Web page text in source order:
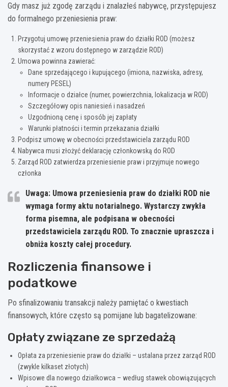
Gdy masz już zgodę zarządu i znalazłeś nabywcę, przystępujesz
do formalnego przeniesienia praw:
Przygotuj umowę przeniesienia praw do działki ROD (możesz
skorzystać z wzoru dostępnego w zarządzie ROD)
Umowa powinna zawierać:
Dane sprzedającego i kupującego (imiona, nazwiska, adresy,
numery PESEL)
Informacje o działce (numer, powierzchnia, lokalizacja w ROD)
Szczegółowy opis naniesień i nasadzeń
Uzgodnioną cenę i sposób jej zapłaty
Warunki płatności i termin przekazania działki
Podpisz umowę w obecności przedstawiciela zarządu ROD
Nabywca musi złożyć deklarację członkowską do ROD
Zarząd ROD zatwierdza przeniesienie praw i przyjmuje nowego
członka
Uwaga: Umowa przeniesienia praw do działki ROD nie
wymaga formy aktu notarialnego. Wystarczy zwykła
forma pisemna, ale podpisana w obecności
przedstawiciela zarządu ROD. To znacznie upraszcza i
obniża koszty całej procedury.
Rozliczenia finansowe i
podatkowe
Po sfinalizowaniu transakcji należy pamiętać o kwestiach
finansowych, które często są pomijane lub bagatelizowane:
Opłaty związane ze sprzedażą
Opłata za przeniesienie praw do działki – ustalana przez zarząd ROD
(zwykle kilkaset złotych)
Wpisowe dla nowego działkowca – według stawek obowiązujących